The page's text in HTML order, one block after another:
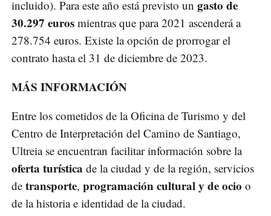
incluido). Para este año está previsto un gasto de
30.297 euros mientras que para 2021 ascenderá a
278.754 euros. Existe la opción de prorrogar el
contrato hasta el 31 de diciembre de 2023.
MÁS INFORMACIÓN
Entre los cometidos de la Oficina de Turismo y del
Centro de Interpretación del Camino de Santiago,
Ultreia se encuentran facilitar información sobre la
oferta turística de la ciudad y de la región, servicios
de transporte, programación cultural y de ocio o
de la historia e identidad de la ciudad.